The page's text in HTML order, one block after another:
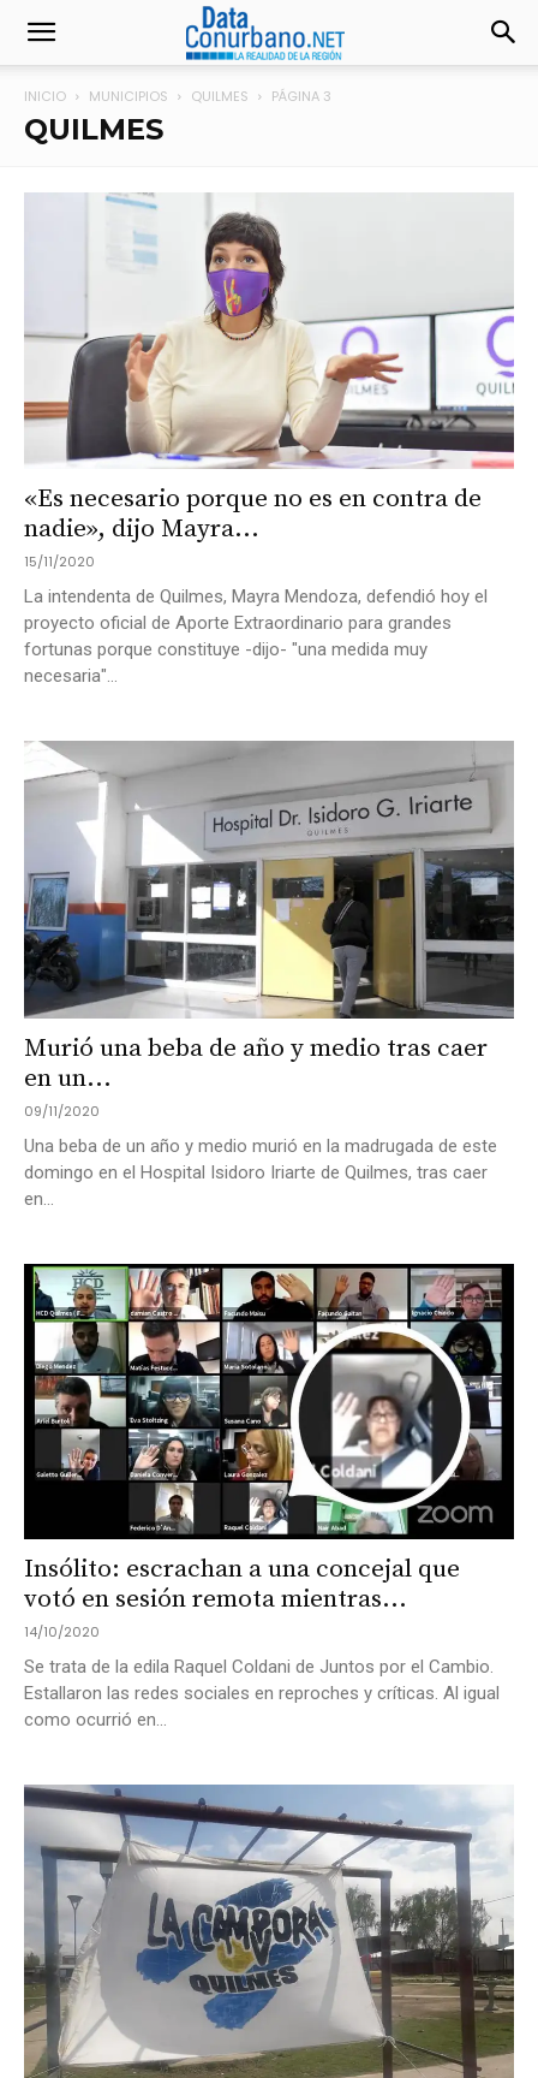
INICIO MUNICIPIOS QUILMES PÁGINA 3
QUILMES
«Es necesario porque no es en contra de
nadie», dijo Mayra...
15/11/2020
La intendenta de Quilmes, Mayra Mendoza, defendió hoy el
proyecto oficial de Aporte Extraordinario para grandes
fortunas porque constituye -dijo- "una medida muy
necesaria"...
Murió una beba de año y medio tras caer
en un...
09/11/2020
Una beba de un año y medio murió en la madrugada de este
domingo en el Hospital Isidoro Iriarte de Quilmes, tras caer
en...
Insólito: escrachan a una concejal que
votó en sesión remota mientras...
14/10/2020
Se trata de la edila Raquel Coldani de Juntos por el Cambio.
Estallaron las redes sociales en reproches y críticas. Al igual
como ocurrió en...